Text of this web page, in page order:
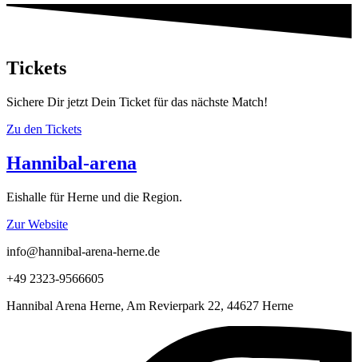
Tickets
Sichere Dir jetzt Dein Ticket für das nächste Match!
Zu den Tickets
Hannibal-arena
Eishalle für Herne und die Region.
Zur Website
info@hannibal-arena-herne.de
+49 2323-9566605
Hannibal Arena Herne, Am Revierpark 22, 44627 Herne